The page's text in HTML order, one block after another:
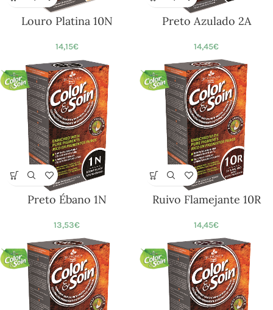
Louro Platina 10N
14,15€
Preto Azulado 2A
14,45€
Preto Ébano 1N
13,53€
Ruivo Flamejante 10R
14,45€